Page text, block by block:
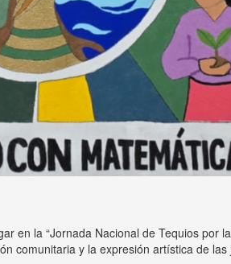
en la “Jornada Nacional de Tequios por
comunitaria y la expresión artística de